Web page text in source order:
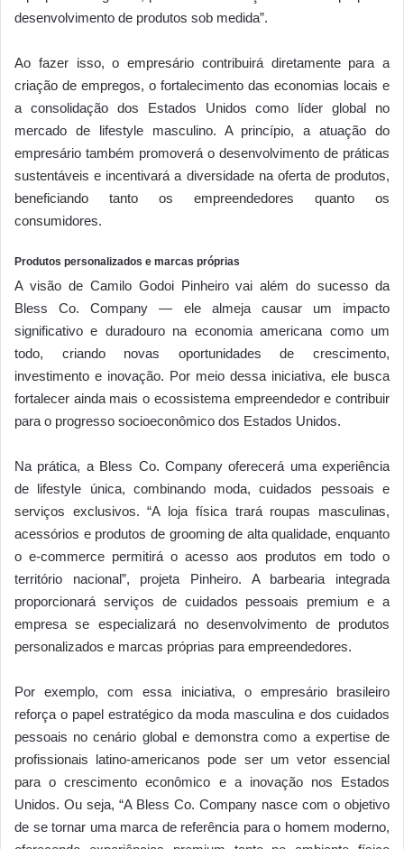
desenvolvimento de produtos sob medida”.
Ao fazer isso, o empresário contribuirá diretamente para a
criação de empregos, o fortalecimento das economias locais e
a consolidação dos Estados Unidos como líder global no
mercado de lifestyle masculino. A princípio, a atuação do
empresário também promoverá o desenvolvimento de práticas
sustentáveis e incentivará a diversidade na oferta de produtos,
beneficiando tanto os empreendedores quanto os
consumidores.
Produtos personalizados e marcas próprias
A visão de Camilo Godoi Pinheiro vai além do sucesso da
Bless Co. Company — ele almeja causar um impacto
significativo e duradouro na economia americana como um
todo, criando novas oportunidades de crescimento,
investimento e inovação. Por meio dessa iniciativa, ele busca
fortalecer ainda mais o ecossistema empreendedor e contribuir
para o progresso socioeconômico dos Estados Unidos.
Na prática, a Bless Co. Company oferecerá uma experiência
de lifestyle única, combinando moda, cuidados pessoais e
serviços exclusivos. “A loja física trará roupas masculinas,
acessórios e produtos de grooming de alta qualidade, enquanto
o e-commerce permitirá o acesso aos produtos em todo o
território nacional”, projeta Pinheiro. A barbearia integrada
proporcionará serviços de cuidados pessoais premium e a
empresa se especializará no desenvolvimento de produtos
personalizados e marcas próprias para empreendedores.
Por exemplo, com essa iniciativa, o empresário brasileiro
reforça o papel estratégico da moda masculina e dos cuidados
pessoais no cenário global e demonstra como a expertise de
profissionais latino-americanos pode ser um vetor essencial
para o crescimento econômico e a inovação nos Estados
Unidos. Ou seja, “A Bless Co. Company nasce com o objetivo
de se tornar uma marca de referência para o homem moderno,